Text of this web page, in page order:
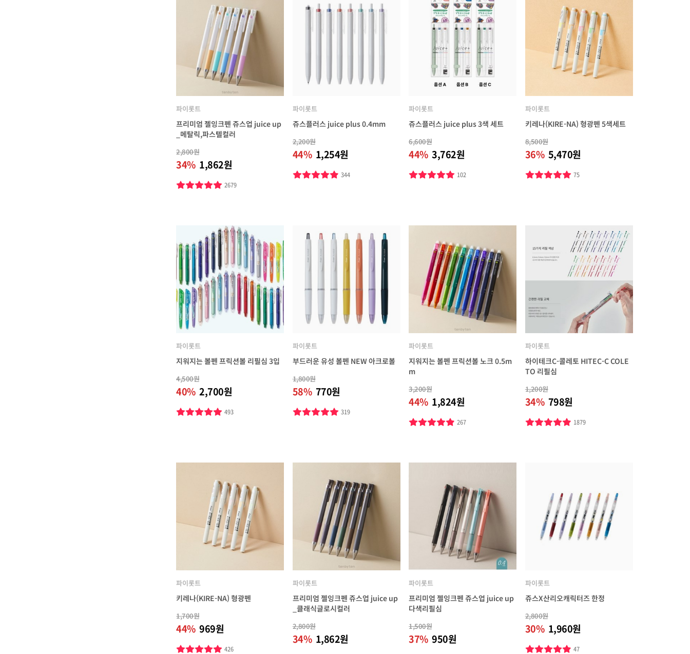
파이롯트
프리미엄 젤잉크펜 쥬스업 juice up
_메탈릭,파스텔컬러
2,800원
34% 1,862원
2679
파이롯트
쥬스플러스 juice plus 0.4mm
2,200원
44% 1,254원
344
파이롯트
쥬스플러스 juice plus 3색 세트
6,600원
44% 3,762원
102
파이롯트
키레나(KIRE-NA) 형광펜 5색세트
8,500원
36% 5,470원
75
파이롯트
지워지는 볼펜 프릭션볼 리필심 3입
4,500원
40% 2,700원
493
파이롯트
부드러운 유성 볼펜 NEW 아크로볼
1,800원
58% 770원
319
파이롯트
지워지는 볼펜 프릭션볼 노크 0.5m
m
3,200원
44% 1,824원
267
파이롯트
하이테크C-콜레토 HITEC-C COLE
TO 리필심
1,200원
34% 798원
1879
파이롯트
키레나(KIRE-NA) 형광펜
1,700원
44% 969원
426
파이롯트
프리미엄 젤잉크펜 쥬스업 juice up
_클래식글로시컬러
2,800원
34% 1,862원
파이롯트
프리미엄 젤잉크펜 쥬스업 juice up
다색리필심
1,500원
37% 950원
파이롯트
쥬스X산리오캐릭터즈 한정
2,800원
30% 1,960원
47